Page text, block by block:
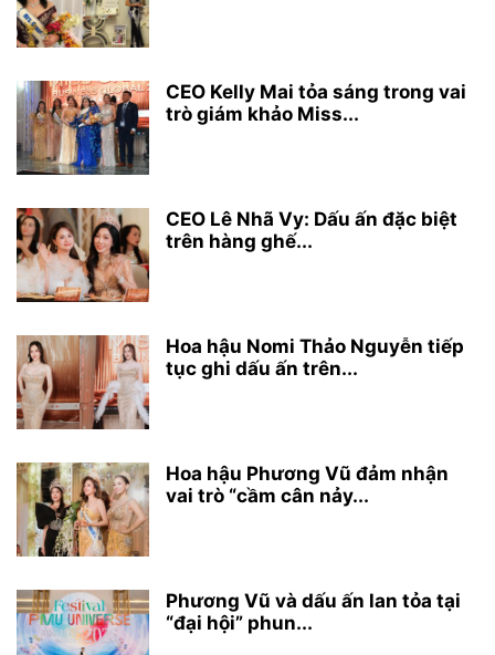
CEO Kelly Mai tỏa sáng trong vai
trò giám khảo Miss...
CEO Lê Nhã Vy: Dấu ấn đặc biệt
trên hàng ghế...
Hoa hậu Nomi Thảo Nguyễn tiếp
tục ghi dấu ấn trên...
Hoa hậu Phương Vũ đảm nhận
vai trò “cầm cân nảy...
Phương Vũ và dấu ấn lan tỏa tại
“đại hội” phun...